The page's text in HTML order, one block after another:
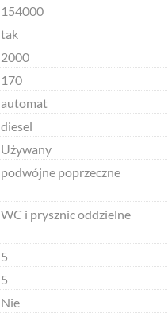
154000
tak
2000
170
automat
diesel
Używany
podwójne poprzeczne
WC i prysznic oddzielne
5
5
Nie